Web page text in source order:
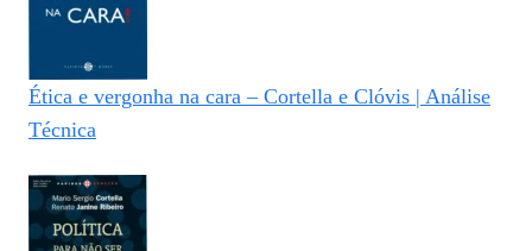
Ética e vergonha na cara – Cortella e Clóvis | Análise
Técnica